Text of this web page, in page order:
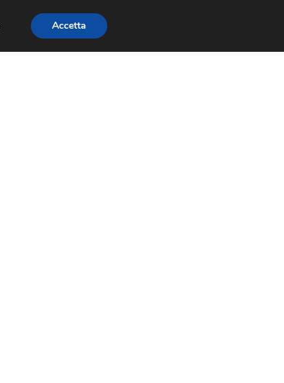
TRAILER GIOCHI
Accetta